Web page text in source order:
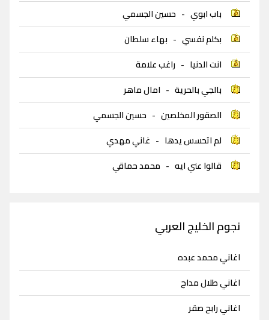
باب ابوي - حسين الجسمي
بكلم نفسي - بهاء سلطان
انت الدنيا - راغب علامة
بالجي بالحرية - امال ماهر
الصقور المخلصين - حسين الجسمي
لم اتحسس يدها - غاني مهدي
قالوا عني ايه - محمد حماقي
نجوم الخليج العربي
اغاني محمد عبده
اغاني طلال مداح
اغاني رابح صقر